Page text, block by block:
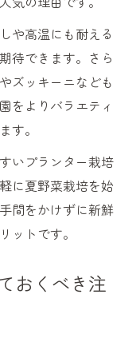
や高温にも耐える
待できます。さら
ズッキーニなども
をよりバラエティ
す。
いプランター栽培
に夏野菜栽培を始
間をかけずに新鮮
ットです。
おくべき注